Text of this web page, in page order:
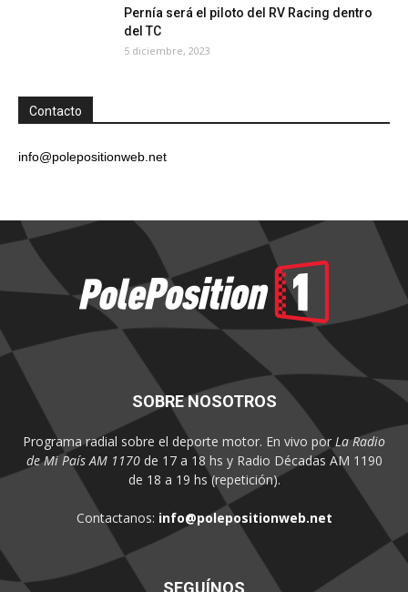
Pernía será el piloto del RV Racing dentro
del TC
5 diciembre, 2023
Contacto
info@polepositionweb.net
SOBRE NOSOTROS
Programa radial sobre el deporte motor. En vivo por La Radio
de Mi País AM 1170de 17 a 18 hs y Radio Décadas AM 1190
de 18 a 19 hs (repetición).
Contactanos: info@polepositionweb.net
SEGUÍNOS